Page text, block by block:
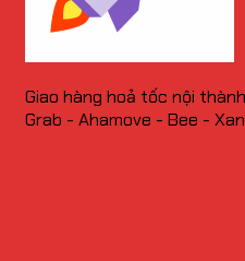
Giao hàng hoả tốc nội
Grab - Ahamove - Bee -